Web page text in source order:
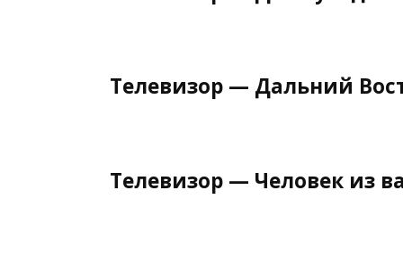
Телевизор — Дальний
Телевизор — Человек из